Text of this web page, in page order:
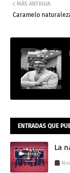
MÁS ANTIGUA
Caramelo
ENTRADAS QUE
La